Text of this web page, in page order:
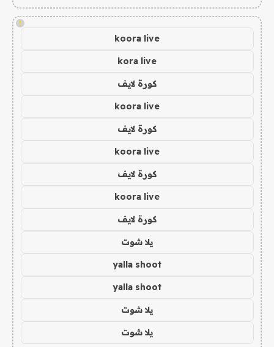
!
koora live
kora live
كورة لايف
koora live
كورة لايف
koora live
كورة لايف
koora live
كورة لايف
يلا شوت
yalla shoot
yalla shoot
يلا شوت
يلا شوت